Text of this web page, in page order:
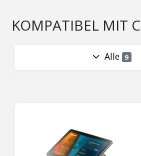
KOMPATIBEL MIT
Alle 9